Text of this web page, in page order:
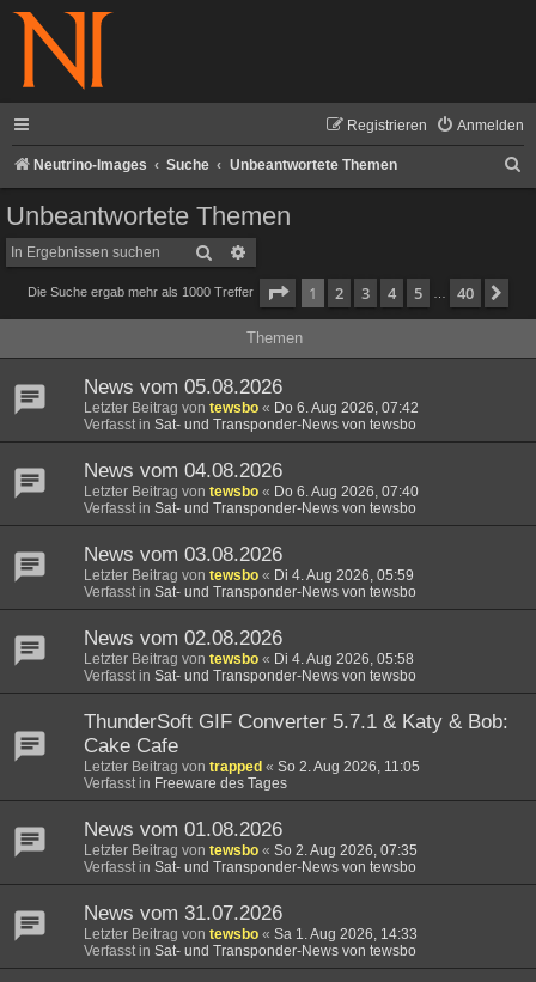
Anmelden
Registrieren
Neutrino-Images Suche Unbeantwortete Themen
Unbeantwortete Themen
Suche
Die Suche ergab mehr als 1000 Treffer Seite 1von 40
1 2 3 4 5 40
Themen
News vom 05.08.2026
Letzter Beitrag von tewsbo « Do 6. Aug 2026, 07:42
Verfasst in Sat- und Transponder-News von tewsbo
News vom 04.08.2026
Letzter Beitrag von tewsbo « Do 6. Aug 2026, 07:40
Verfasst in Sat- und Transponder-News von tewsbo
News vom 03.08.2026
Letzter Beitrag von tewsbo « Di 4. Aug 2026, 05:59
Verfasst in Sat- und Transponder-News von tewsbo
News vom 02.08.2026
Letzter Beitrag von tewsbo « Di 4. Aug 2026, 05:58
Verfasst in Sat- und Transponder-News von tewsbo
ThunderSoft GIF Converter 5.7.1 & Katy & Bob:
Cake Cafe
Letzter Beitrag von trapped « So 2. Aug 2026, 11:05
Verfasst in Freeware des Tages
News vom 01.08.2026
Letzter Beitrag von tewsbo « So 2. Aug 2026, 07:35
Verfasst in Sat- und Transponder-News von tewsbo
News vom 31.07.2026
Letzter Beitrag von tewsbo « Sa 1. Aug 2026, 14:33
Verfasst in Sat- und Transponder-News von tewsbo